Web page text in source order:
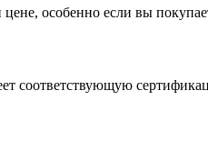
особенно если вы
соответствующую